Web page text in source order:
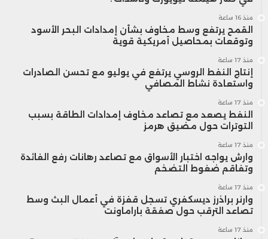
منذ 16 ساعة
القمح يرتفع وسط مخاوف بشأن إمدادات البحر الأسود
وتوقعات بمحاصيل أمريكية قوية
منذ 17 ساعة
إنتاج النفط الروسي يرتفع في يوليو مع تحسن الصادرات
واستعادة نشاط المصافي
منذ 17 ساعة
النفط يصعد مع تصاعد مخاوف إمدادات الطاقة بسبب
التوترات حول مضيق هرمز
منذ 17 ساعة
وارش يواجه اختبار الأسواق مع تصاعد رهانات رفع الفائدة
وتفاقم ضغوط التضخم
منذ 17 ساعة
وارنر براذرز ديسكفري تسجل قفزة في أعمال البث وسط
تصاعد الترقب حول صفقة باراماونت
منذ 17 ساعة